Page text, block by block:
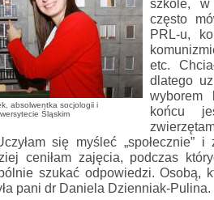
absolwentka socjologii i
Śląskim
szkole,
często
PRL-u,
etc.
dlatego
wyborem
końcu
się myśleć „społecznie”
ceniłam zajęcia, podczas
szukać odpowiedzi. Osobą,
pani dr Daniela Dzienniak-Pulina.